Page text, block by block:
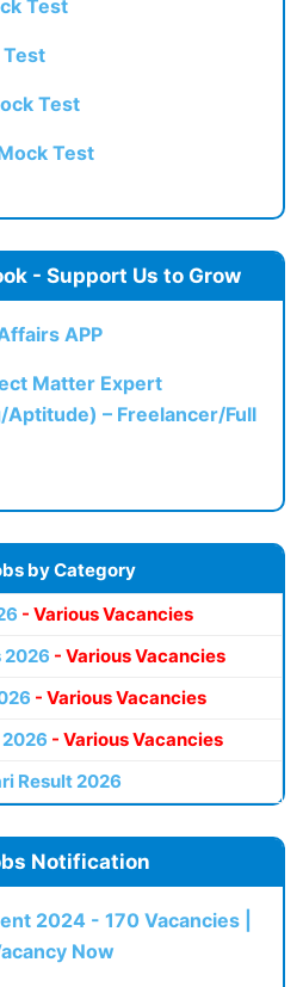
Test
Test
Test
Test
- Support Us to Grow
APP
Matter Expert
Aptitude) – Freelancer/Full
by Category
- Various Vacancies
2026 - Various Vacancies
- Various Vacancies
- Various Vacancies
Result 2026
Notification
2024 - 170 Vacancies |
Now